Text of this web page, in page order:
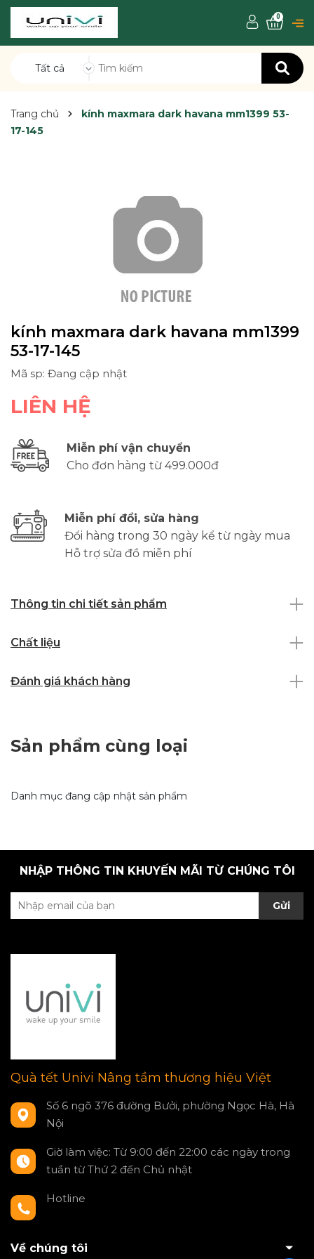
Tất cả
0
Trang chủ
kính maxmara dark havana mm1399 53-
17-145
kính maxmara dark havana mm1399
53-17-145
Mã sp: Đang cập nhật
LIÊN HỆ
Miễn phí vận chuyển
Cho đơn hàng từ 499.000đ
Miễn phí đổi, sửa hàng
Đổi hàng trong 30 ngày kể từ ngày mua
Hỗ trợ sửa đồ miễn phí
Thông tin chi tiết sản phẩm
Chất liệu
Đánh giá khách hàng
Sản phẩm cùng loại
Danh mục đang cập nhật sản phẩm
NHẬP THÔNG TIN KHUYẾN MÃI TỪ CHÚNG TÔI
Gửi
Quà tết Univi Nâng tầm thương hiệu Việt
Số 6 ngõ 376 đường Bưởi, phường Ngọc Hà, Hà
Nội
Giờ làm việc: Từ 9:00 đến 22:00 các ngày trong
tuần từ Thứ 2 đến Chủ nhật
Hotline
Về chúng tôi